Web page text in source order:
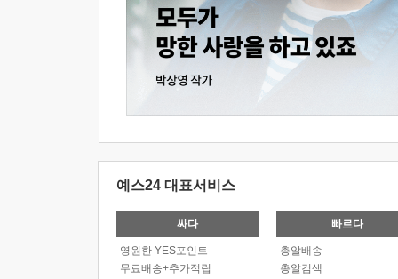
예스24 대표서비스
싸다
영원한 YES포인트
무료배송+추가적립
빠르다
총알배송
총알검색